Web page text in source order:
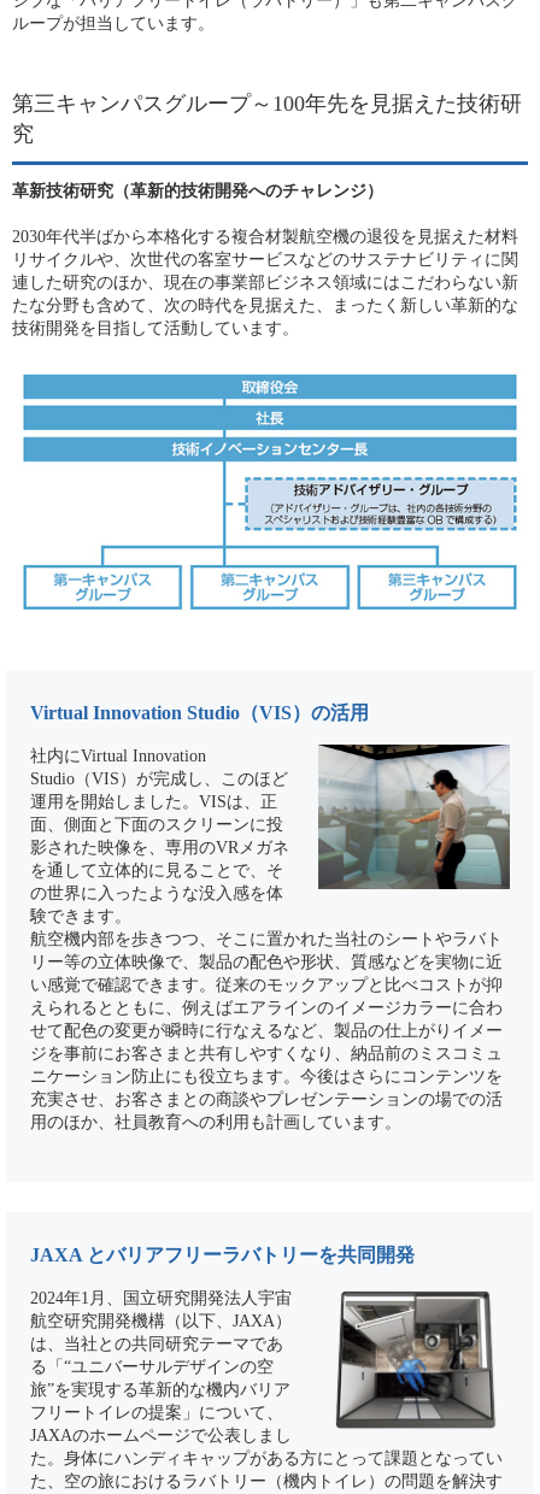
ループが担当しています。
第三キャンパスグループ～100年先を見据えた技術研
究
革新技術研究（革新的技術開発へのチャレンジ）
2030年代半ばから本格化する複合材製航空機の退役を見据えた材料
リサイクルや、次世代の客室サービスなどのサステナビリティに関
連した研究のほか、現在の事業部ビジネス領域にはこだわらない新
たな分野も含めて、次の時代を見据えた、まったく新しい革新的な
技術開発を目指して活動しています。
Virtual Innovation Studio（VIS）の活用
社内にVirtual Innovation
Studio（VIS）が完成し、このほど
運用を開始しました。VISは、正
面、側面と下面のスクリーンに投
影された映像を、専用のVRメガネ
を通して立体的に見ることで、そ
の世界に入ったような没入感を体
験できます。
航空機内部を歩きつつ、そこに置かれた当社のシートやラバト
リー等の立体映像で、製品の配色や形状、質感などを実物に近
い感覚で確認できます。従来のモックアップと比べコストが抑
えられるとともに、例えばエアラインのイメージカラーに合わ
せて配色の変更が瞬時に行なえるなど、製品の仕上がりイメー
ジを事前にお客さまと共有しやすくなり、納品前のミスコミュ
ニケーション防止にも役立ちます。今後はさらにコンテンツを
充実させ、お客さまとの商談やプレゼンテーションの場での活
用のほか、社員教育への利用も計画しています。
JAXA とバリアフリーラバトリーを共同開発
2024年1月、国立研究開発法人宇宙
航空研究開発機構（以下、JAXA）
は、当社との共同研究テーマであ
る「“ユニバーサルデザインの空
旅”を実現する革新的な機内バリア
フリートイレの提案」について、
JAXAのホームページで公表しまし
た。身体にハンディキャップがある方にとって課題となってい
た、空の旅におけるラバトリー（機内トイレ）の問題を解決す